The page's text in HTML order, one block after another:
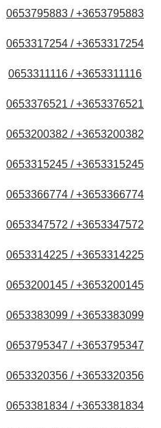
0653795883 / +3653795883
0653317254 / +3653317254
0653311116 / +3653311116
0653376521 / +3653376521
0653200382 / +3653200382
0653315245 / +3653315245
0653366774 / +3653366774
0653347572 / +3653347572
0653314225 / +3653314225
0653200145 / +3653200145
0653383099 / +3653383099
0653795347 / +3653795347
0653320356 / +3653320356
0653381834 / +3653381834